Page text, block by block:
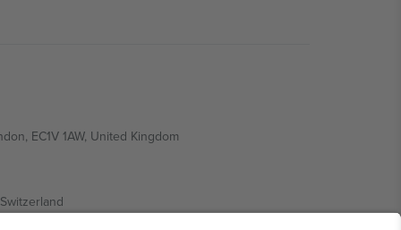
EC1V 1AW, United Kingdom